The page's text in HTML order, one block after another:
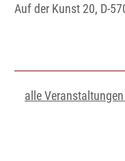
Auf der Kunst 20, D-
alle